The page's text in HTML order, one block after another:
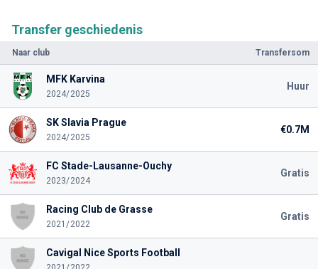
Transfer geschiedenis
Naar club Transfersom
MFK Karvina
2024/2025
Huur
SK Slavia Prague
2024/2025
€0.7M
FC Stade-Lausanne-Ouchy
2023/2024
Gratis
Racing Club de Grasse
2021/2022
Gratis
Cavigal Nice Sports Football